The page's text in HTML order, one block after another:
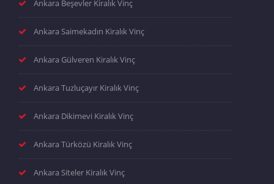
Ankara Beşevler Kiralık Vinç
Ankara Saimekadın Kiralık Vinç
Ankara Gülveren Kiralık Vinç
Ankara Tuzluçayır Kiralık Vinç
Ankara Dikimevi Kiralık Vinç
Ankara Türközü Kiralık Vinç
Ankara Siteler Kiralık Vinç